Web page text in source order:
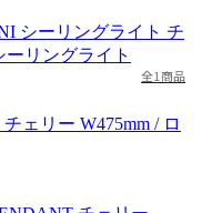
全1商品
ェリー W475mm / ロ